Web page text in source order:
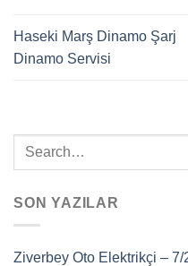
Haseki Marş Dinamo Şarj
Dinamo Servisi
SON YAZILAR
Ziverbey Oto Elektrikçi – 7/